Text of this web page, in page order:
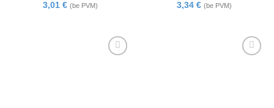
3,01 € (be PVM)
3,34 € (be PVM)